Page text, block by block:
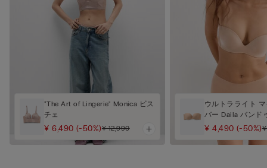
"The Art of Lingerie" Monica ビス
チェ
¥ 6,490(-50%)¥ 12,990
ウルトラライト
バー Daila バンド
¥ 4,490(-50%)